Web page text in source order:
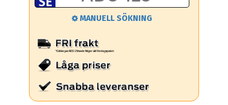
MANUELL SÖKNING